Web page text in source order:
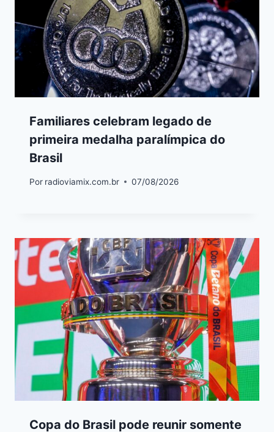
Familiares celebram legado de
primeira medalha paralímpica do
Brasil
Por radioviamix.com.br 07/08/2026
Copa do Brasil pode reunir somente